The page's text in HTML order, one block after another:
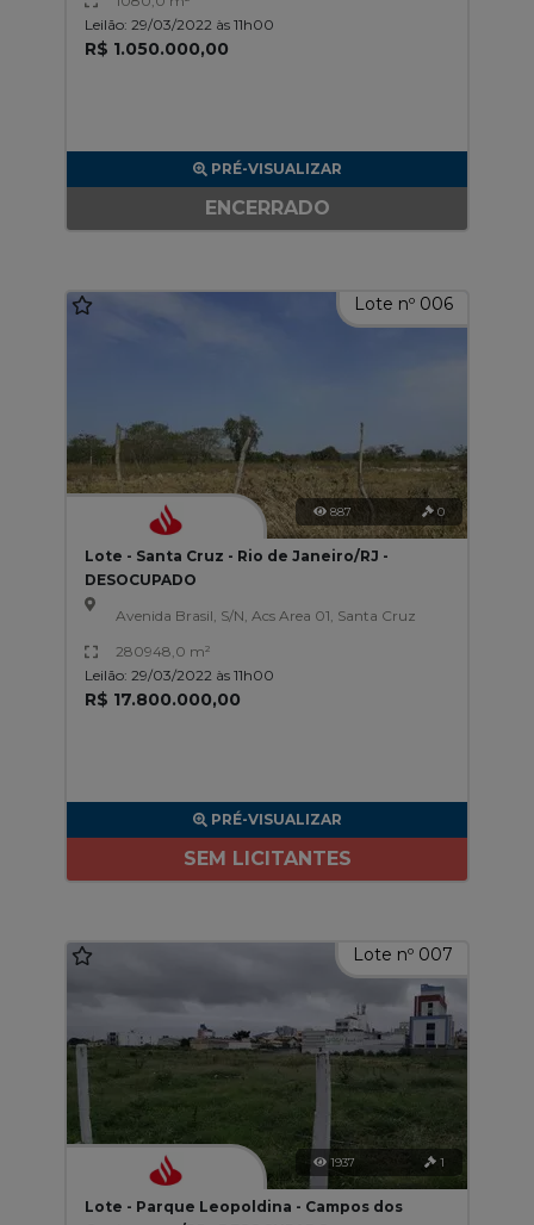
Leilão: 29/03/2022 às 11h00
R$ 1.050.000,00
PRÉ-VISUALIZAR
ENCERRADO
Lote nº 006
887 0
Lote - Santa Cruz - Rio de Janeiro/RJ -
DESOCUPADO
Avenida Brasil, S/N, Acs Area 01, Santa Cruz
280948,0 m²
Leilão: 29/03/2022 às 11h00
R$ 17.800.000,00
PRÉ-VISUALIZAR
SEM LICITANTES
Lote nº 007
1937 1
Lote - Parque Leopoldina - Campos dos